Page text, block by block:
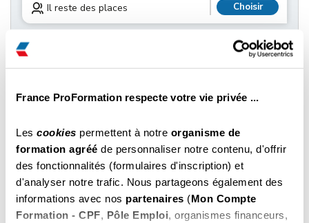
France ProFormation respecte votre vie privée ...
Les cookies permettent à notre organisme de
formation agréé de personnaliser notre contenu, d'offrir
des fonctionnalités (formulaires d'inscription) et
d'analyser notre trafic. Nous partageons également des
informations avec nos partenaires (Mon Compte
Formation - CPF, Pôle Emploi, organismes financeurs,
Il reste des places
Choisir
Guéret
459.00
Brive-la-gaillarde
Il reste des places
459
Choisir
du 14 au 16 Septembre 2026
Guéret
459€ Net